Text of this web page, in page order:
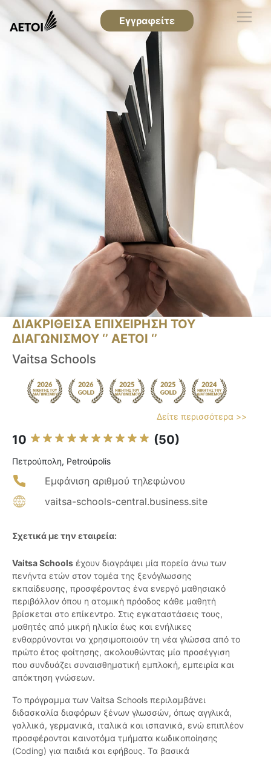
Εγγραφείτε
ΔΙΑΚΡΙΘΕΙΣΑ ΕΠΙΧΕΙΡΗΣΗ ΤΟΥ
ΔΙΑΓΩΝΙΣΜΟΥ ‘’ ΑΕΤΟΙ ‘’
Vaitsa Schools
Δείτε περισσότερα >>
10 (50)
Πετρούπολη, Petroúpolis
Εμφάνιση αριθμού τηλεφώνου
vaitsa-schools-central.business.site
Σχετικά με την εταιρεία:
Vaitsa Schools έχουν διαγράψει μία πορεία άνω των
πενήντα ετών στον τομέα της ξενόγλωσσης
εκπαίδευσης, προσφέροντας ένα ενεργό μαθησιακό
περιβάλλον όπου η ατομική πρόοδος κάθε μαθητή
βρίσκεται στο επίκεντρο. Στις εγκαταστάσεις τους,
μαθητές από μικρή ηλικία έως και ενήλικες
ενθαρρύνονται να χρησιμοποιούν τη νέα γλώσσα από το
πρώτο έτος φοίτησης, ακολουθώντας μία προσέγγιση
που συνδυάζει συναισθηματική εμπλοκή, εμπειρία και
απόκτηση γνώσεων.
Το πρόγραμμα των Vaitsa Schools περιλαμβάνει
διδασκαλία διαφόρων ξένων γλωσσών, όπως αγγλικά,
γαλλικά, γερμανικά, ιταλικά και ισπανικά, ενώ επιπλέον
προσφέρονται καινοτόμα τμήματα κωδικοποίησης
(Coding) για παιδιά και εφήβους. Τα βασικά